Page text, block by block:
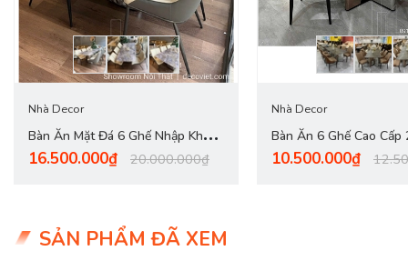
Nhà Decor
Bàn Ăn Mặt Đá 6 Ghế Nhập Khẩu
2818S
16.500.000₫ 20.000.000₫
Nhà Decor
Bàn Ăn 6 Ghế Cao Cấp
10.500.000₫
SẢN PHẨM ĐÃ XEM